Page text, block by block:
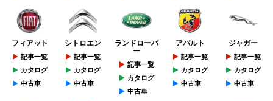
フィアット
記事一覧
カタログ
中古車
シトロエン
記事一覧
カタログ
中古車
ランドローバ
ー
記事一覧
カタログ
中古車
アバルト
記事一覧
カタログ
中古車
ジャガー
記事一覧
カタログ
中古車